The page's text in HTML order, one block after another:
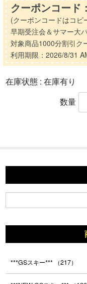
クーポンコード
(クーポンコードはコピ
早期受注会＆サマー大
対象商品1000分割引ク
利用期限：2026/8/31
在庫状態 : 在庫有り
数量
***GSスキー*** （217）